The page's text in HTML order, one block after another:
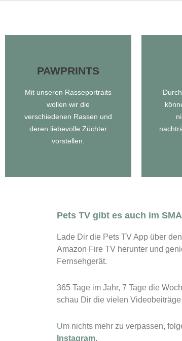
PAWPRINTS
Mit unseren Rasseportraits
wollen wir die
verschiedenen Rassen und
deren liebevolle Züchter
vorstellen.
Zu unseren Rasseportraits
PAWPRINTS
Pets TV gibt es auch im
Lade Dir die Pets TV App über
Amazon Fire TV herunter und
Fernsehgerät.
365 Tage im Jahr, 7 Tage die
schau Dir die vielen
Um nichts mehr zu verpassen,
Instagram.